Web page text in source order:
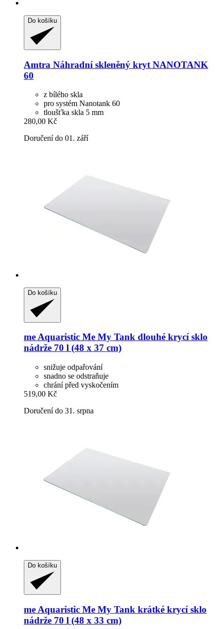
Do košíku
Amtra Náhradní skleněný kryt NANOTANK
60
z bílého skla
pro systém Nanotank 60
tloušťka skla 5 mm
280,00 Kč
Doručení do 01. září
Do košíku
me Aquaristic Me My Tank dlouhé krycí sklo
nádrže 70 l (48 x 37 cm)
snižuje odpařování
snadno se odstraňuje
chrání před vyskočením
519,00 Kč
Doručení do 31. srpna
Do košíku
me Aquaristic Me My Tank krátké krycí sklo
nádrže 70 l (48 x 33 cm)